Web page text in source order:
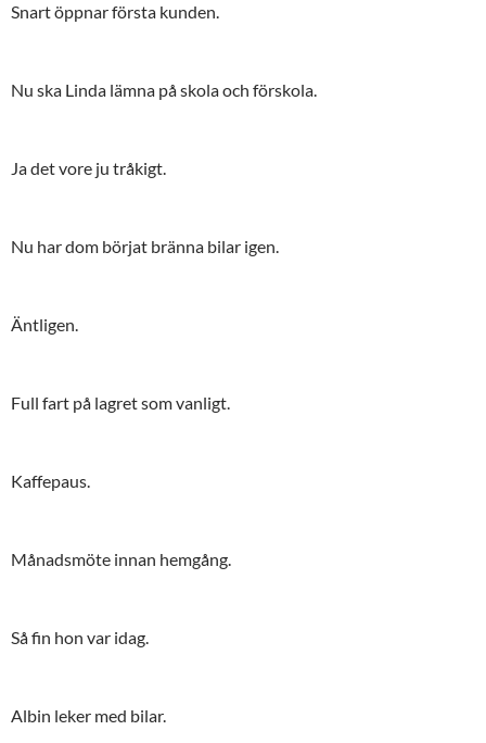
Snart öppnar första kunden.
Nu ska Linda lämna på skola och förskola.
Ja det vore ju tråkigt.
Nu har dom börjat bränna bilar igen.
Äntligen.
Full fart på lagret som vanligt.
Kaffepaus.
Månadsmöte innan hemgång.
Så fin hon var idag.
Albin leker med bilar.